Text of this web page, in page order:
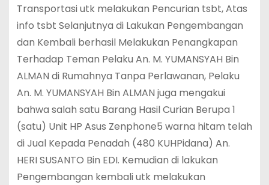
Transportasi utk melakukan Pencurian tsbt, Atas
info tsbt Selanjutnya di Lakukan Pengembangan
dan Kembali berhasil Melakukan Penangkapan
Terhadap Teman Pelaku An. M. YUMANSYAH Bin
ALMAN di Rumahnya Tanpa Perlawanan, Pelaku
An. M. YUMANSYAH Bin ALMAN juga mengakui
bahwa salah satu Barang Hasil Curian Berupa 1
(satu) Unit HP Asus Zenphone5 warna hitam telah
di Jual Kepada Penadah (480 KUHPidana) An.
HERI SUSANTO Bin EDI. Kemudian di lakukan
Pengembangan kembali utk melakukan